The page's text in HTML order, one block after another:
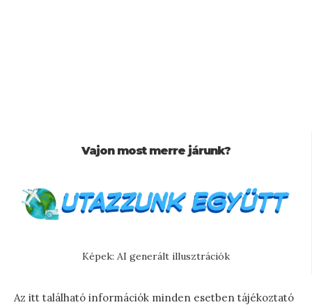
Vajon most merre járunk?
Képek: AI generált illusztrációk
Az itt található információk minden esetben tájékoztató